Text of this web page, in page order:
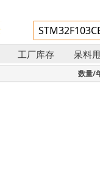
工厂库存 呆料
数量/